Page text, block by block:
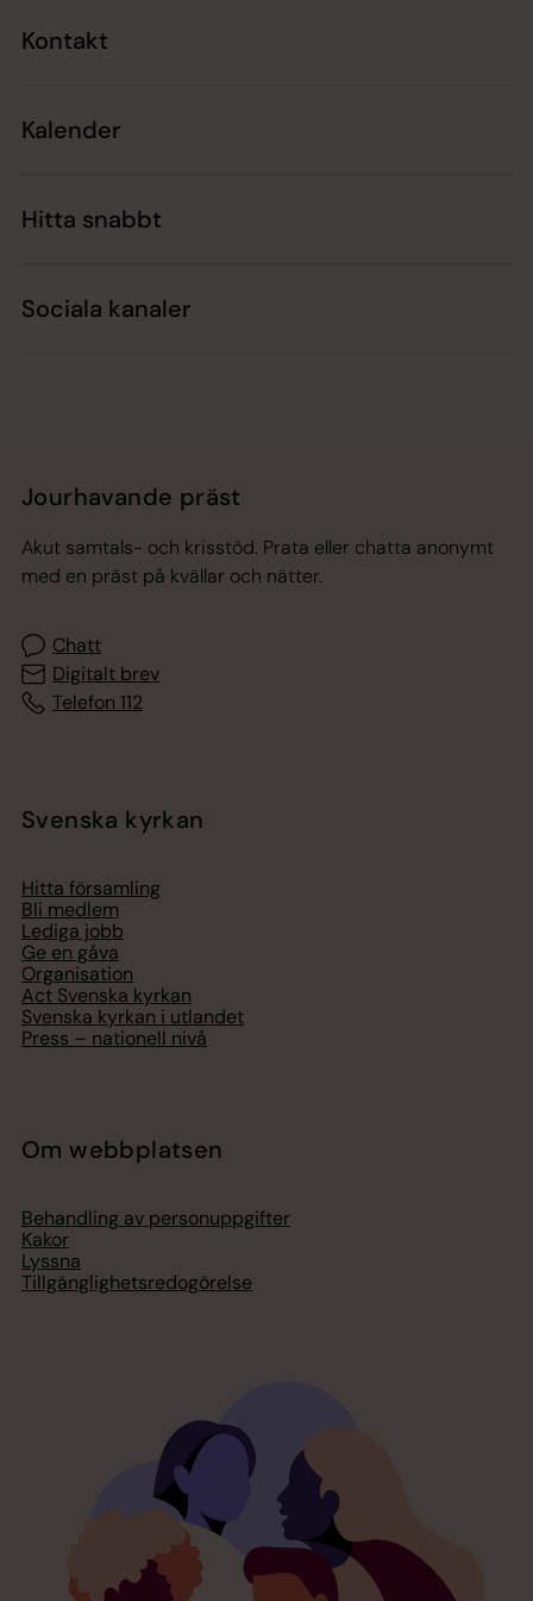
Kontakt
Kalender
Hitta snabbt
Sociala kanaler
Jourhavande präst
Akut samtals- och krisstöd. Prata eller chatta anonymt
med en präst på kvällar och nätter.
Chatt
Digitalt brev
Telefon 112
Svenska kyrkan
Hitta församling
Bli medlem
Lediga jobb
Ge en gåva
Organisation
Act Svenska kyrkan
Svenska kyrkan i utlandet
Press – nationell nivå
Om webbplatsen
Behandling av personuppgifter
Kakor
Lyssna
Tillgänglighetsredogörelse